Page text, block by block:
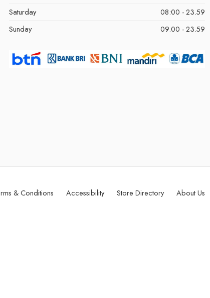
Saturday
08:00 - 23.59
Sunday
09.00 - 23.59
& Conditions Accessibility Store Directory About Us